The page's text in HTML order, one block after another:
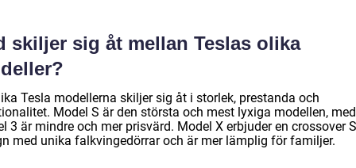
skiljer sig åt mellan Teslas olika
Tesla modellerna skiljer sig åt i storlek, prestanda och
Model S är den största och mest lyxiga modellen,
3 är mindre och mer prisvärd. Model X erbjuder en crossover
med unika falkvingedörrar och är mer lämplig för familjer.